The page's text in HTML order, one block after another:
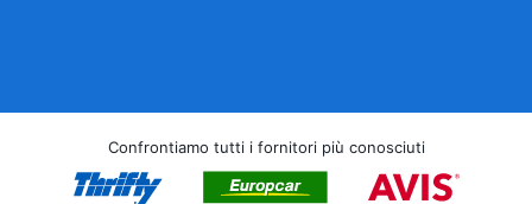
Confrontiamo tutti i fornitori più conosciuti